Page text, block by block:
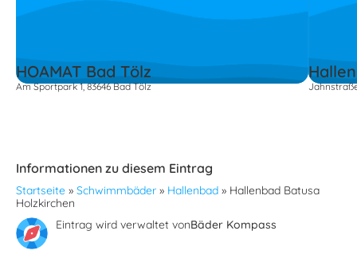
HOAMAT Bad Tölz
Am Sportpark 1, 83646 Bad Tölz
Informationen zu diesem Eintrag
Startseite » Schwimmbäder » Hallenbad » Hallenbad Batusa
Holzkirchen
Eintrag wird verwaltet vonBäder Kompass